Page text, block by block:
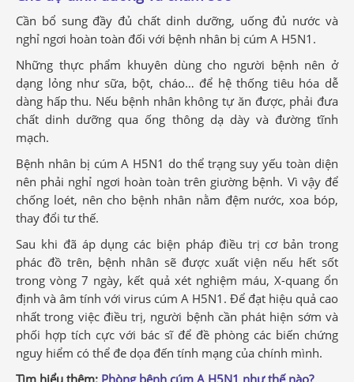
Cần bổ sung đầy đủ chất dinh dưỡng, uống đủ nước và
nghỉ ngơi hoàn toàn đối với bệnh nhân bị cúm A H5N1.
Những thực phẩm khuyên dùng cho người bệnh nên ở
dạng lỏng như sữa, bột, cháo… để hệ thống tiêu hóa dễ
dàng hấp thu. Nếu bệnh nhân không tự ăn được, phải đưa
chất dinh dưỡng qua ống thông dạ dày và đường tĩnh
mạch.
Bệnh nhân bị cúm A H5N1 do thể trạng suy yếu toàn diện
nên phải nghỉ ngơi hoàn toàn trên giường bệnh. Vì vậy để
chống loét, nên cho bệnh nhân nằm đệm nước, xoa bóp,
thay đổi tư thế.
Sau khi đã áp dụng các biện pháp điều trị cơ bản trong
phác đồ trên, bệnh nhân sẽ được xuất viện nếu hết sốt
trong vòng 7 ngày, kết quả xét nghiệm máu, X-quang ổn
định và âm tính với virus cúm A H5N1. Để đạt hiệu quả cao
nhất trong việc điều trị, người bệnh cần phát hiện sớm và
phối hợp tích cực với bác sĩ để đề phòng các biến chứng
nguy hiểm có thể đe dọa đến tính mạng của chính mình.